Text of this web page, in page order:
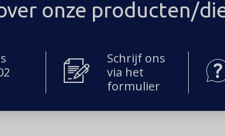
onze producten/
Schrijf ons
via het
formulier